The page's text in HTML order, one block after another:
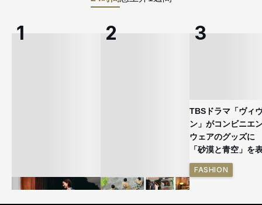
TBSドラマ「ヴィ
ン」がコンビニエ
ウェアのグッズ
「砂漠と青空」を
FASHION